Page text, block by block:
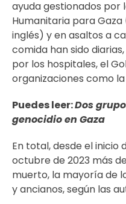
ayuda gestionados por
Humanitaria para Gaza
inglés) y en asaltos a
comida han sido
por los hospitales, el
organizaciones como la
Puedes leer:Dos
genocidio en Gaza
En total, desde el inicio
octubre de 2023 más
muerto, la mayoría de
y ancianos, según las